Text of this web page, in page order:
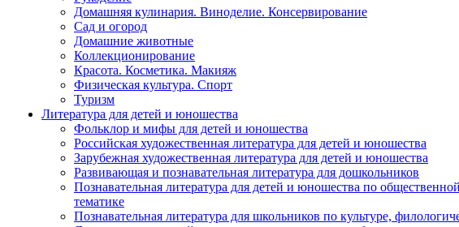
Домашняя кулинария. Виноделие. Консервирование
Сад и огород
Домашние животные
Коллекционирование
Красота. Косметика. Макияж
Физическая культура. Спорт
Туризм
Литература для детей и юношества
Фольклор и мифы для детей и юношества
Российская художественная литература для детей и юношества
Зарубежная художественная литература для детей и юношества
Развивающая и познавательная литература для дошкольников
Познавательная литература для детей и юношества по
тематике
Познавательная литература для школьников по культуре,